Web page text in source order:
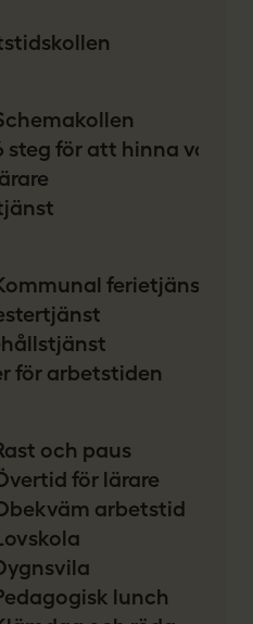
steg för att hinna vara
ferietjänst
för arbetstiden
och paus
för lärare
arbetstid
lunch